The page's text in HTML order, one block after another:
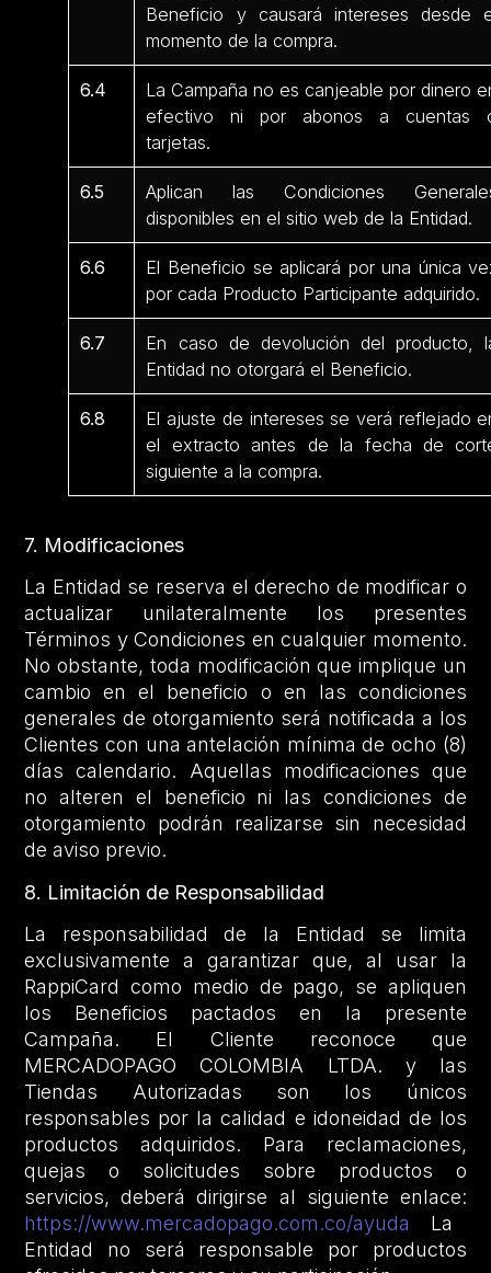
Beneficio y causará intereses desde
momento de la compra.
6.4
La Campaña no es canjeable por dinero
efectivo ni por abonos a cuentas
tarjetas.
6.5
Aplican las Condiciones
disponibles en el sitio web de la Entidad.
6.6
El Beneficio se aplicará por una única
por cada Producto Participante adquirido.
6.7
En caso de devolución del producto,
Entidad no otorgará el Beneficio.
6.8
El ajuste de intereses se verá reflejado
el extracto antes de la fecha de
siguiente a la compra.
7. Modificaciones
La Entidad se reserva el derecho de modificar o
actualizar unilateralmente los presentes
Términos y Condiciones en cualquier momento.
No obstante, toda modificación que implique un
cambio en el beneficio o en las condiciones
generales de otorgamiento será notificada a los
Clientes con una antelación mínima de ocho (8)
días calendario. Aquellas modificaciones que
no alteren el beneficio ni las condiciones de
otorgamiento podrán realizarse sin necesidad
de aviso previo.
8. Limitación de Responsabilidad
La responsabilidad de la Entidad se limita
exclusivamente a garantizar que, al usar la
RappiCard como medio de pago, se apliquen
los Beneficios pactados en la presente
Campaña. El Cliente reconoce que
MERCADOPAGO COLOMBIA LTDA. y las
Tiendas Autorizadas son los únicos
responsables por la calidad e idoneidad de los
productos adquiridos. Para reclamaciones,
quejas o solicitudes sobre productos o
servicios, deberá dirigirse al siguiente enlace:
https://www.mercadopago.com.co/ayuda
La
Entidad no será responsable por productos